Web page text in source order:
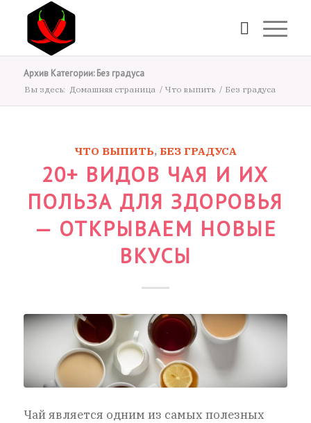
Архив Категории: Без градуса
Вы здесь: Домашняя страница / Что выпить / Без градуса
ЧТО ВЫПИТЬ, БЕЗ ГРАДУСА
20+ ВИДОВ ЧАЯ И ИХ
ПОЛЬЗА ДЛЯ ЗДОРОВЬЯ
— ОТКРЫВАЕМ НОВЫЕ
ВКУСЫ
Чай является одним из самых полезных